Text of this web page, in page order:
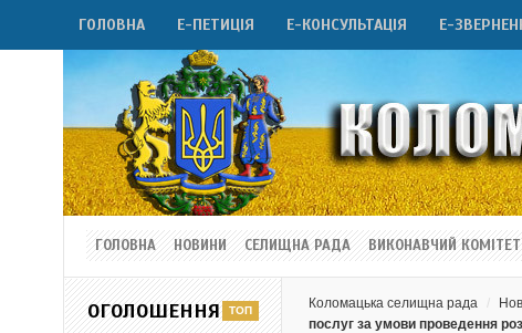
ГОЛОВНА Е-ПЕТИЦІЯ Е-КОНСУЛЬТАЦІЯ Е-
ГОЛОВНА НОВИНИ СЕЛИЩНА РАДА ВИКОНАВЧИЙ КОМІТЕТ
Коломацька селищна рада
послуг за умови проведення
ОГОЛОШЕННЯ